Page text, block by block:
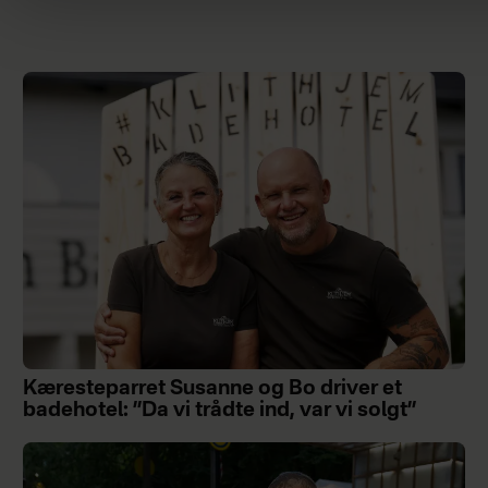
Kæresteparret Susanne og Bo driver et
badehotel: ”Da vi trådte ind, var vi solgt”